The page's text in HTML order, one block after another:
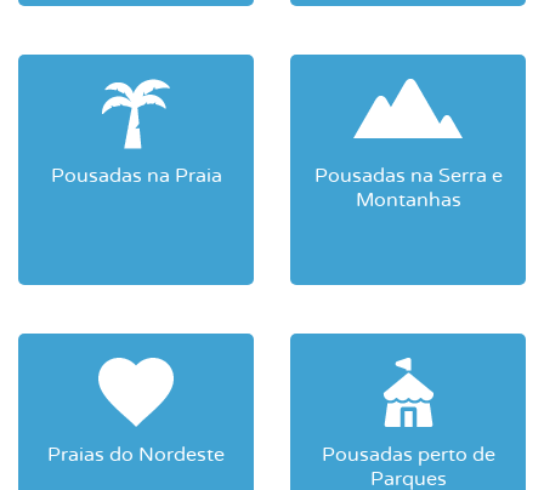
Pousadas na Praia
Pousadas na Serra e
Montanhas
Praias do Nordeste
Pousadas perto de
Parques